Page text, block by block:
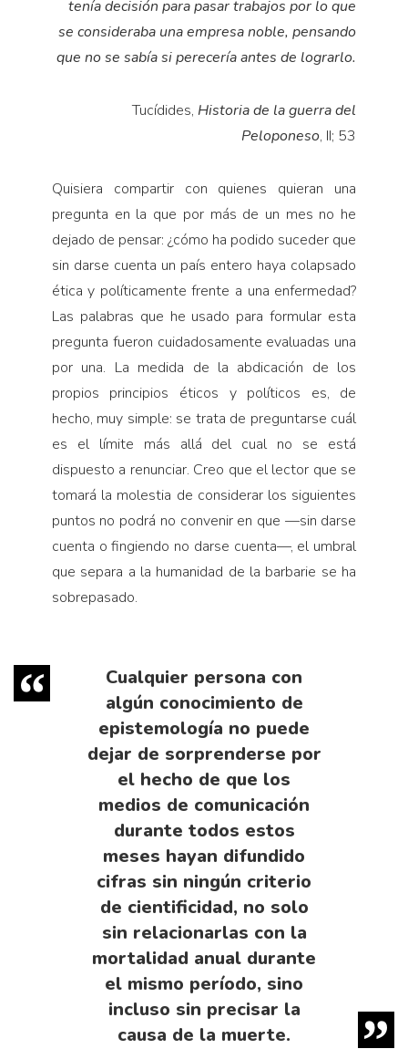
tenía decisión para pasar trabajos por lo que
se consideraba una empresa noble, pensando
que no se sabía si perecería antes de lograrlo.
Tucídides, Historia de la guerradel
Peloponeso, II; 53
Quisiera compartir con quienes quieran una
pregunta en la que por más de un mes no he
dejado de pensar: ¿cómo ha podido suceder que
sin darse cuenta un país entero haya colapsado
ética y políticamente frente a una enfermedad?
Las palabras que he usado para formular esta
pregunta fueron cuidadosamente evaluadas una
por una. La medida de la abdicación de los
propios principios éticos y políticos es, de
hecho, muy simple: se trata de preguntarse cuál
es el límite más allá del cual no se está
dispuesto a renunciar. Creo que el lector que se
tomará la molestia de considerar los siguientes
puntos no podrá no convenir en que —sin darse
cuenta o fingiendo no darse cuenta—, el umbral
que separa a la humanidad de la barbarie se ha
sobrepasado.
Cualquier persona con
algún conocimiento de
epistemología no puede
dejar de sorprenderse por
el hecho de que los
medios de comunicación
durante todos estos
meses hayan difundido
cifras sin ningún criterio
de cientificidad, no solo
sin relacionarlas con la
mortalidad anual durante
el mismo período, sino
incluso sin precisar la
causa de la muerte.